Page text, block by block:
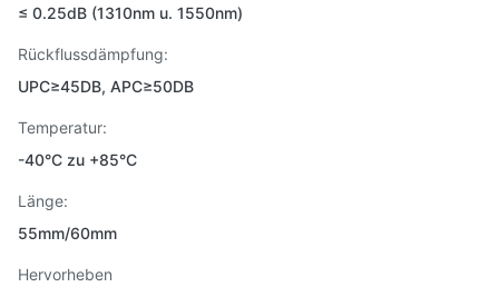
≤ 0.25dB (1310nm u. 1550nm)
Rückflussdämpfung:
UPC≥45DB, APC≥50DB
Temperatur:
-40°C zu +85°C
Länge:
55mm/60mm
Hervorheben